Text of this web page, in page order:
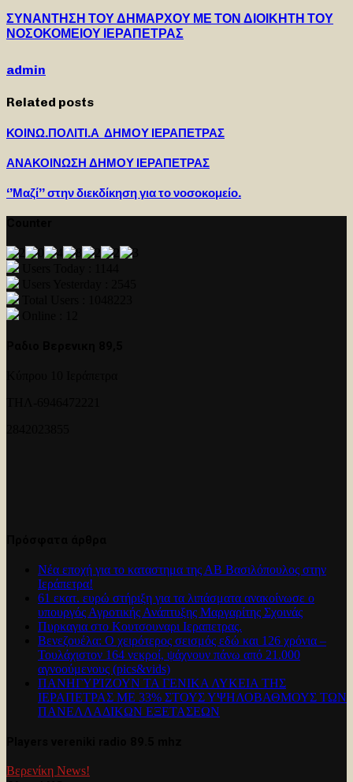
ΣΥΝΑΝΤΗΣΗ ΤΟΥ ΔΗΜΑΡΧΟΥ ΜΕ ΤΟΝ ΔΙΟΙΚΗΤΗ ΤΟΥ
ΝΟΣΟΚΟΜΕΙΟΥ ΙΕΡΑΠΕΤΡΑΣ
admin
Related posts
ΚΟΙΝΩ.ΠΟΛΙΤΙ.Α ΔΗΜΟΥ ΙΕΡΑΠΕΤΡΑΣ
ΑΝΑΚΟΙΝΩΣΗ ΔΗΜΟΥ ΙΕΡΑΠΕΤΡΑΣ
‘’Μαζί’’ στην διεκδίκηση για το νοσοκομείο.
Νέα εποχή για το καταστημα της ΑΒ Βασιλόπουλος στην
Ιεράπετρα!
61 εκατ. ευρώ στήριξη για τα λιπάσματα ανακοίνωσε ο
υπουργός Αγροτικής Ανάπτυξης Μαργαρίτης Σχοινάς
Πυρκαγια στο Κουτσουναρι Ιεραπετρας.
Βενεζουέλα: Ο χειρότερος σεισμός εδώ και 126 χρόνια –
Τουλάχιστον 164 νεκροί, ψάχνουν πάνω από 21.000
αγνοούμενους (pics&vids)
ΠΑΝΗΓΥΡΊΖΟΥΝ ΤΑ ΓΕΝΙΚΑ ΛΥΚΕΙΑ ΤΗΣ
ΙΕΡΑΠΕΤΡΑΣ ΜΕ 33% ΣΤΟΥΣ ΥΨΗΛΟΒΑΘΜΟΥΣ ΤΩΝ
ΠΑΝΕΛΛΑΔΙΚΩΝ ΕΞΕΤΑΣΕΩΝ
Βερενίκη News!